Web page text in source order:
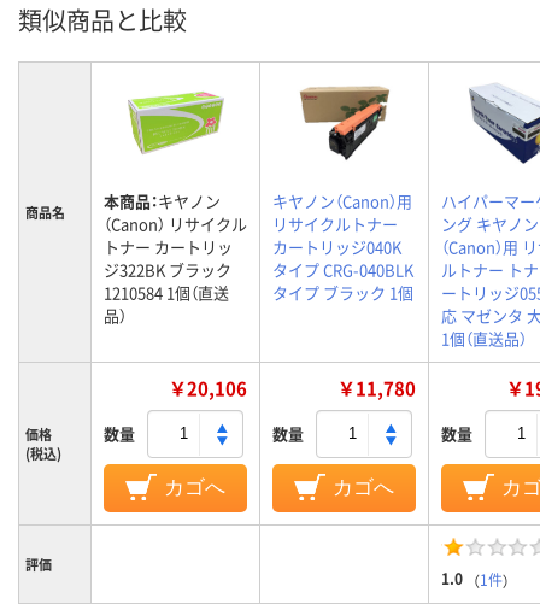
類似商品と比較
商品名 本商品：キヤノン
（Canon） リサイクル
トナー カートリッ
ジ322BK ブラック
1210584 1個（直送
品）
キヤノン（Canon）用
リサイクルトナー
カートリッジ040K
タイプ CRG-040BLK
タイプ ブラック 1個
ハイパーマ
ング キヤノン
（Canon）用
ルトナー ト
ートリッジ
応 マゼンタ
1個（直送品）
価格
(税込)
￥20,106
数量
カゴへ
￥11,780
数量
カゴへ
￥
数量
カ
評価
1.0 （1件）